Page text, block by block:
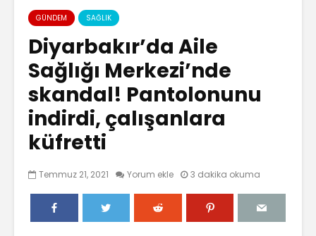
GÜNDEM SAĞLIK
Diyarbakır’da Aile
Sağlığı Merkezi’nde
skandal! Pantolonunu
indirdi, çalışanlara
küfretti
Temmuz 21, 2021 Yorum ekle 3 dakika okuma